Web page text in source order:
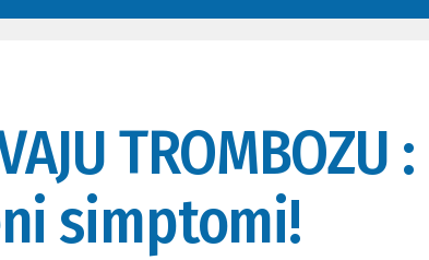
TROMBOZU
simptomi!